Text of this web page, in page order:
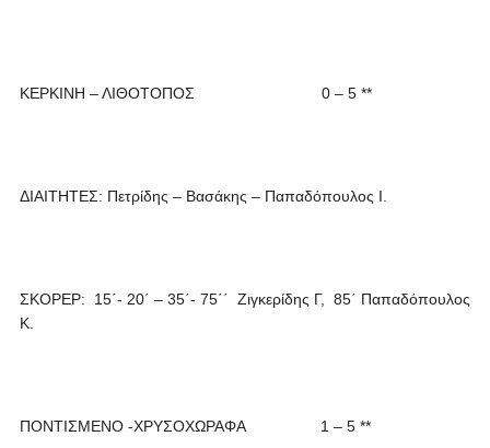
ΚΕΡΚΙΝΗ – ΛΙΘΟΤΟΠΟΣ 0 – 5 **
ΔΙΑΙΤΗΤΕΣ: Πετρίδης – Βασάκης – Παπαδόπουλος Ι.
ΣΚΟΡΕΡ: 15΄- 20΄ – 35΄- 75΄΄ Ζιγκερίδης Γ, 85΄ Παπαδόπουλος
Κ.
ΠΟΝΤΙΣΜΕΝΟ -ΧΡΥΣΟΧΩΡΑΦΑ 1 – 5 **